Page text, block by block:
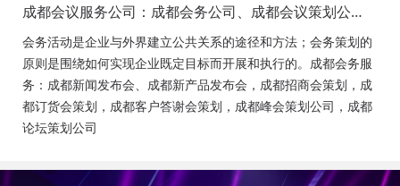
成都会议服务公司：成都会务公司、成都会议策划公
司、成都新闻发布会策划、成都新产品发布会策划、成
都经销商会议策划、成都招商会策划、成都订货会策
划、成都颁奖会策划、成都客户答谢会策划、成都高峰
论坛策划公司、成都年会策划、成都会议活动策划
会务活动是企业与外界建立公共关系的途径和方法；会务策划的
原则是围绕如何实现企业既定目标而开展和执行的。成都会务服
务：成都新闻发布会、成都新产品发布会，成都招商会策划，成
都订货会策划，成都客户答谢会策划，成都峰会策划公司，成都
论坛策划公司